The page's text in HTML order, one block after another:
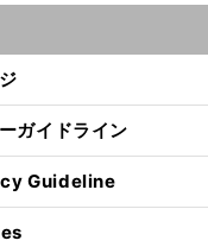
ガイドライン
Guideline